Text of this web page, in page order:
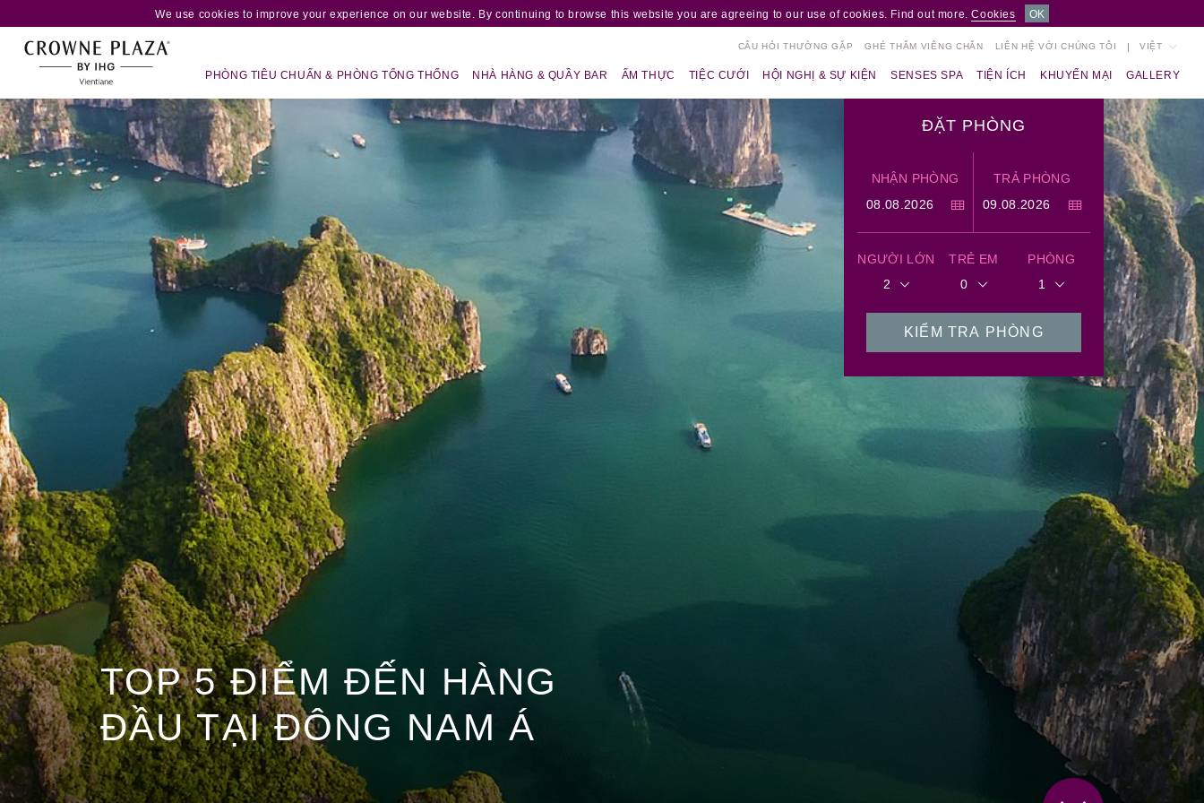
TOP 5 ĐIỂM ĐẾN HÀNG
ĐẦU TẠI ĐÔNG NAM Á
We use cookies to improve your experience on our website. By continuing to browse this website you are agreeing to our use of cookies. Find out more.Cookies OK
PHÒNG TIÊU CHUẨN & PHÒNG TỔNG THỐNG NHÀ HÀNG & QUẦY BAR ẨM THỰC TIỆC CƯỚI HỘI NGHỊ & SỰ KIỆN SENSES SPA TIỆN ÍCH KHUYẾN MẠI GALLERY
CÂU HỎI THƯỜNG GẶP GHÉ THĂM VIÊNG CHĂN LIÊN HỆ VỚI CHÚNG TÔI VIỆT
ĐẶT PHÒNG
NHẬN PHÒNG TRẢ PHÒNG
NGƯỜI LỚN
2
TRẺ EM
0
PHÒNG
1
KIỂM TRA PHÒNG